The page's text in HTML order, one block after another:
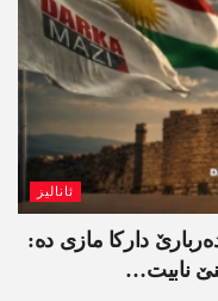
ئانالیز
دارکا مازی دە:
نابیت…